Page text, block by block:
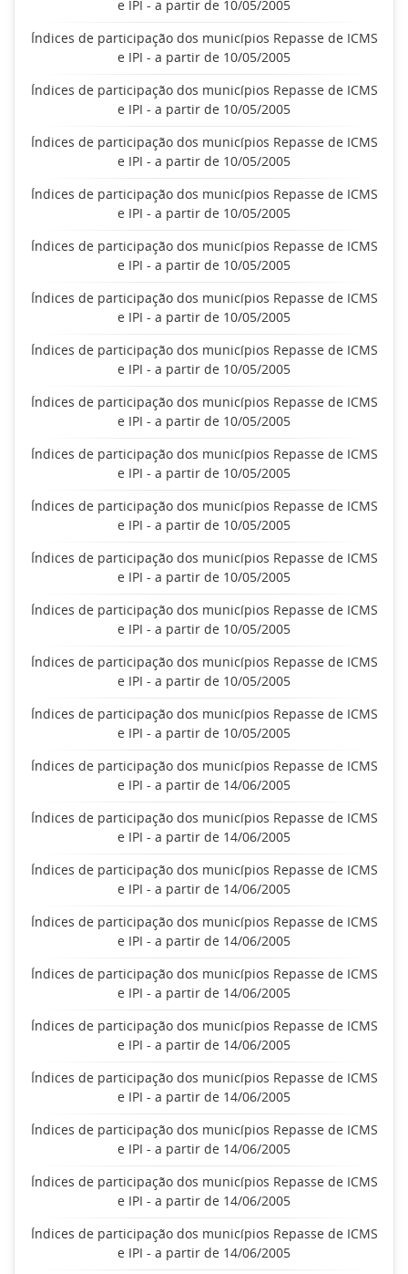
e IPI - a partir de 10/05/2005
Índices de participação dos municípios Repasse de ICMS
e IPI - a partir de 10/05/2005
Índices de participação dos municípios Repasse de ICMS
e IPI - a partir de 10/05/2005
Índices de participação dos municípios Repasse de ICMS
e IPI - a partir de 10/05/2005
Índices de participação dos municípios Repasse de ICMS
e IPI - a partir de 10/05/2005
Índices de participação dos municípios Repasse de ICMS
e IPI - a partir de 10/05/2005
Índices de participação dos municípios Repasse de ICMS
e IPI - a partir de 10/05/2005
Índices de participação dos municípios Repasse de ICMS
e IPI - a partir de 10/05/2005
Índices de participação dos municípios Repasse de ICMS
e IPI - a partir de 10/05/2005
Índices de participação dos municípios Repasse de ICMS
e IPI - a partir de 10/05/2005
Índices de participação dos municípios Repasse de ICMS
e IPI - a partir de 10/05/2005
Índices de participação dos municípios Repasse de ICMS
e IPI - a partir de 10/05/2005
Índices de participação dos municípios Repasse de ICMS
e IPI - a partir de 10/05/2005
Índices de participação dos municípios Repasse de ICMS
e IPI - a partir de 10/05/2005
Índices de participação dos municípios Repasse de ICMS
e IPI - a partir de 10/05/2005
Índices de participação dos municípios Repasse de ICMS
e IPI - a partir de 14/06/2005
Índices de participação dos municípios Repasse de ICMS
e IPI - a partir de 14/06/2005
Índices de participação dos municípios Repasse de ICMS
e IPI - a partir de 14/06/2005
Índices de participação dos municípios Repasse de ICMS
e IPI - a partir de 14/06/2005
Índices de participação dos municípios Repasse de ICMS
e IPI - a partir de 14/06/2005
Índices de participação dos municípios Repasse de ICMS
e IPI - a partir de 14/06/2005
Índices de participação dos municípios Repasse de ICMS
e IPI - a partir de 14/06/2005
Índices de participação dos municípios Repasse de ICMS
e IPI - a partir de 14/06/2005
Índices de participação dos municípios Repasse de ICMS
e IPI - a partir de 14/06/2005
Índices de participação dos municípios Repasse de ICMS
e IPI - a partir de 14/06/2005